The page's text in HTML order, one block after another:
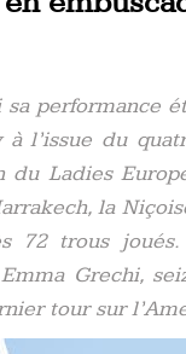
performance
l’issue du
du Ladies
la
72 trous
Grechi,
tour sur